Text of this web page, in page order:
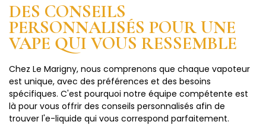
DES CONSEILS
PERSONNALISÉS POUR UNE
VAPE QUI VOUS RESSEMBLE
Chez Le Marigny, nous comprenons que chaque vapoteur
est unique, avec des préférences et des besoins
spécifiques. C'est pourquoi notre équipe compétente est
là pour vous offrir des conseils personnalisés afin de
trouver l'e-liquide qui vous correspond parfaitement.